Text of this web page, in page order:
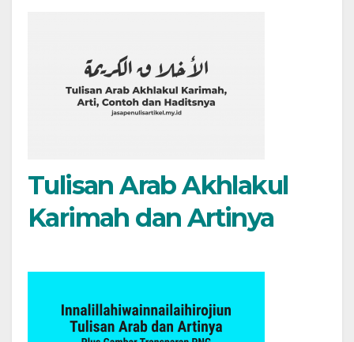
Tulisan Arab Akhlakul
Karimah dan Artinya